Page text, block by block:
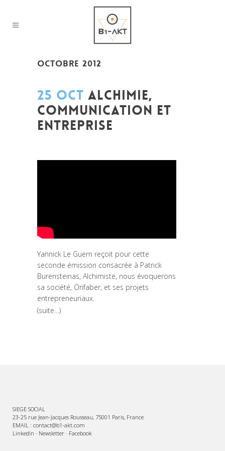
OCTOBRE 2012
25 OCT ALCHIMIE,
COMMUNICATION ET
ENTREPRISE
Yannick Le Guern reçoit pour cette
seconde émission consacrée à Patrick
Burensteinas, Alchimiste, nous évoquerons
sa société, Orifaber, et ses projets
entrepreneuriaux.
(suite…)
SIEGE SOCIAL
23-25 rue Jean-Jacques Rousseau, 75001 Paris, France
EMAIL : contact@b1-akt.com
LinkedIn · Newsletter · Facebook